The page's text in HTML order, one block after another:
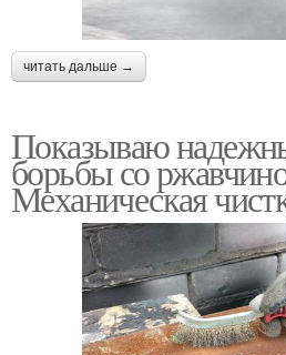
читать дальше →
Показываю
борьбы со
Механическая